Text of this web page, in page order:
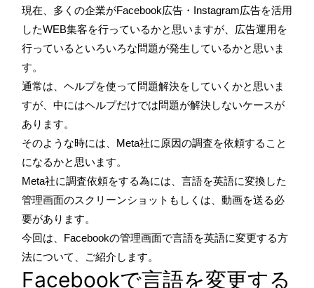
現在、多くの企業がFacebook広告・Instagram広告を活用
したWEB集客を行っているかと思いますが、広告運用を
行っているといろいろな問題が発生しているかと思いま
す。
通常は、ヘルプを使って問題解決をしていくかと思いま
すが、中にはヘルプだけでは問題が解決しないケースが
あります。
そのような時には、Meta社に原因の調査を依頼すること
になるかと思います。
Meta社に調査依頼をする為には、言語を英語に変換した
管理画面のスクリーンショットもしくは、動画を送る必
要があります。
今回は、Facebookの管理画面で言語を英語に変更する方
法について、ご紹介します。
Facebookで言語を変更する